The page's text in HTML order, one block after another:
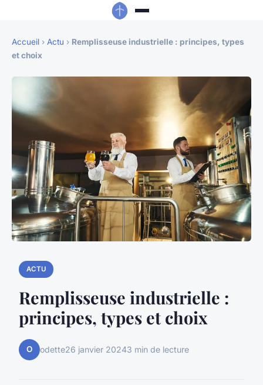
Accueil › Actu › Remplisseuse industrielle : principes, types
et choix
ACTU
Remplisseuse industrielle :
principes, types et choix
O odette26 janvier 20243 min de lecture